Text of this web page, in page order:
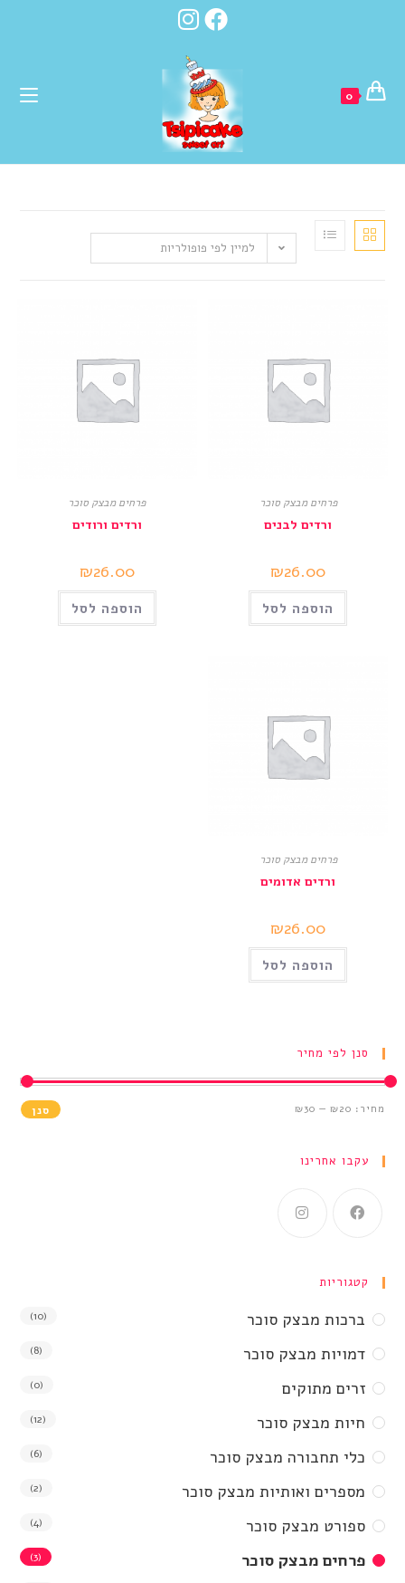
0
למיין לפי פופולריות
פרחים מבצק סוכר
ורדים לבנים
₪26.00
הוספה לסל
פרחים מבצק סוכר
ורדים ורודים
₪26.00
הוספה לסל
פרחים מבצק סוכר
ורדים אדומים
₪26.00
הוספה לסל
סנן לפי מחיר
סנן מחיר: ₪20
—
₪30
עקבו אחרינו
קטגוריות
ברכות מבצק סוכר (10)
דמויות מבצק סוכר (8)
זרים מתוקים (0)
חיות מבצק סוכר (12)
כלי תחבורה מבצק סוכר (6)
מספרים ואותיות מבצק סוכר (2)
ספורט מבצק סוכר (4)
פרחים מבצק סוכר (3)